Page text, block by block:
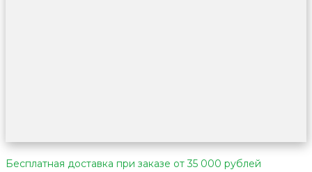
Бесплатная доставка при заказе от 35 000 рублей